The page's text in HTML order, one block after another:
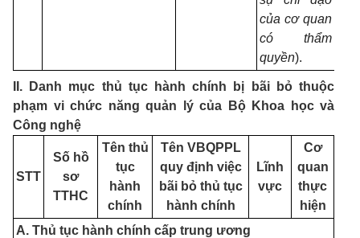
của cơ quan
có thẩm
quyền).
II. Danh mục thủ tục hành chính bị bãi bỏ thuộc
phạm vi chức năng quản lý của Bộ Khoa học và
Công nghệ
STT
Số hồ
sơ
TTHC
Tên thủ
tục
hành
chính
Tên VBQPPL
quy định việc
bãi bỏ thủ tục
hành chính
Lĩnh
vực
Cơ
quan
thực
hiện
A. Thủ tục hành chính cấp trung ương